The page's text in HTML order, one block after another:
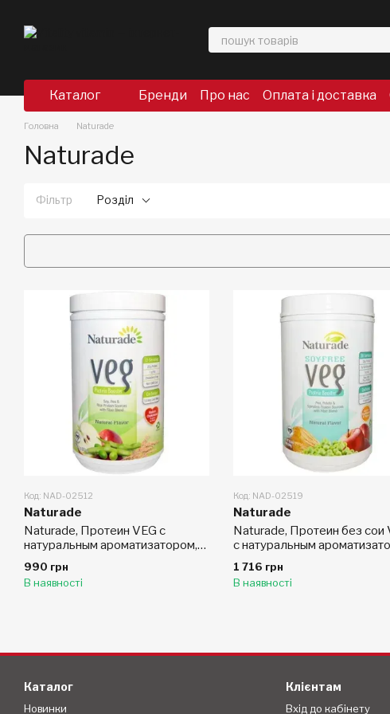
Каталог Бренди Про нас Оплата і доставка
Головна Naturade
Naturade
Фільтр Розділ
Код: NAD-02512
Naturade
Naturade, Протеин VEG с
натуральным ароматизатором,
13,7 унций (389 г)
990 грн
В наявності
Код: NAD-02519
Naturade
Naturade, Протеин без сои
с натуральным
29,6 унций (840 г)
1 716 грн
В наявності
Каталог
Новинки
Клієнтам
Вхід до кабінету